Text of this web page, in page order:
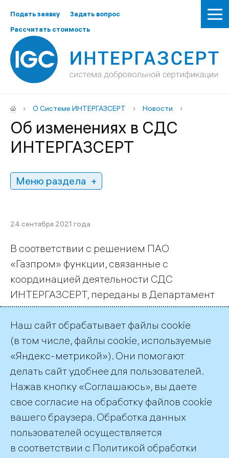
Подать заявку
Задать вопрос
Рассчитать стоимость
› О Системе ИНТЕРГАЗСЕРТ › Новости ›
Об изменениях в СДС
ИНТЕРГАЗСЕРТ
Меню раздела
24 сентября 2021 года
В соответствии с решением ПАО
«Газпром» функции, связанные с
координацией деятельности СДС
ИНТЕРГАЗСЕРТ, переданы в Департамент
ПАО «Газпром» (Н.В. Чекалина).
Просим всех действующих и
потенциальных участников СДС
ИНТЕРГАЗСЕРТ руководствоваться
данной информацией в дальнейшей
работе по вопросам сертификации.
← Все публикации
Наш сайт обрабатывает файлы cookie
(в том числе, файлы cookie, используемые
«Яндекс-метрикой»). Они помогают
делать сайт удобнее для пользователей.
Нажав кнопку «Соглашаюсь», вы даете
свое согласие на обработку файлов cookie
вашего браузера. Обработка данных
пользователей осуществляется
в соответствии с Политикой обработки